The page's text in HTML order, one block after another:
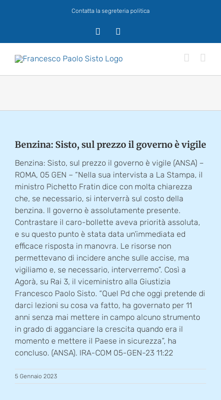
Contatta la segreteria politica
Benzina: Sisto, sul prezzo il governo è vigile
Benzina: Sisto, sul prezzo il governo è vigile (ANSA) –
ROMA, 05 GEN – “Nella sua intervista a La Stampa, il
ministro Pichetto Fratin dice con molta chiarezza
che, se necessario, si interverrà sul costo della
benzina. Il governo è assolutamente presente.
Contrastare il caro-bollette aveva priorità assoluta,
e su questo punto è stata data un’immediata ed
efficace risposta in manovra. Le risorse non
permettevano di incidere anche sulle accise, ma
vigiliamo e, se necessario, interverremo”. Così a
Agorà, su Rai 3, il viceministro alla Giustizia
Francesco Paolo Sisto. “Quel Pd che oggi pretende di
darci lezioni su cosa va fatto, ha governato per 11
anni senza mai mettere in campo alcuno strumento
in grado di agganciare la crescita quando era il
momento e mettere il Paese in sicurezza”, ha
concluso. (ANSA). IRA-COM 05-GEN-23 11:22
5 Gennaio 2023